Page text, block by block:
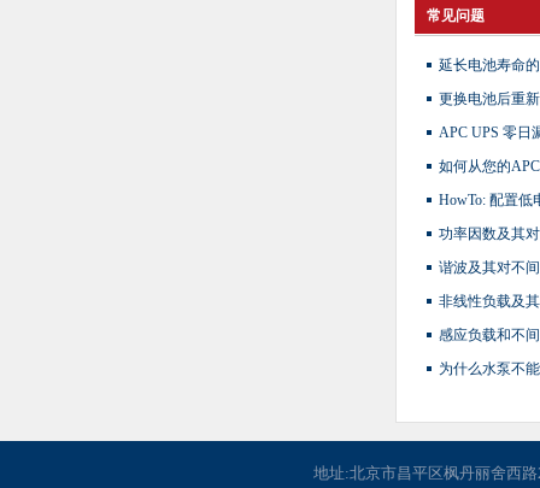
常见问题
延长电池寿命
更换电池后重
APC UPS 零日
如何从您的
HowTo: 配置低
功率因数及其
谐波及其对不
非线性负载及
感应负载和不
为什么水泵不
地址:北京市昌平区枫丹丽舍西